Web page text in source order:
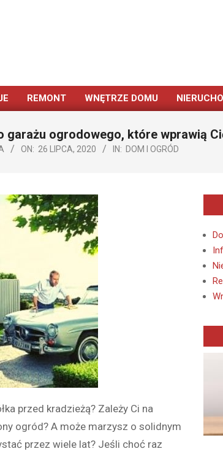
Primary
Menu
REMONT WNĘTRZE DOMU
garażu ogrodowego, które wprawią
ON: 26 LIPCA, 2020 IN: DOM I OGRÓD
przed kradzieżą? Zależy Ci na
ogród? A może marzysz o solidnym
przez wiele lat? Jeśli choć raz